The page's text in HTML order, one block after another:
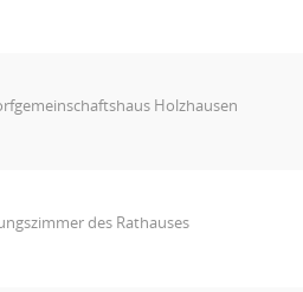
Holzhausen
des Rathauses